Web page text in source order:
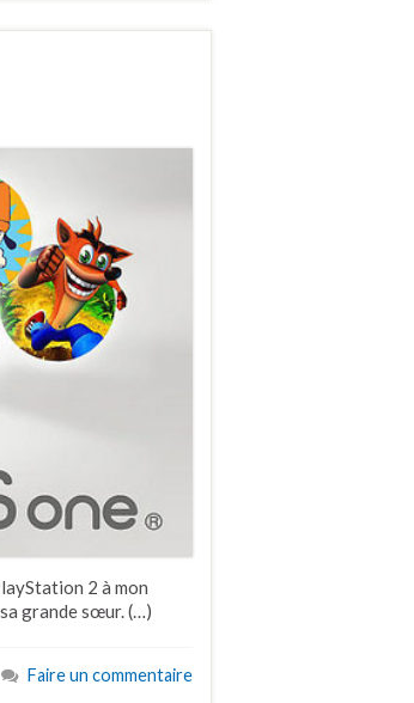
2 à mon
grande sœur. (…)
Faire un commentaire